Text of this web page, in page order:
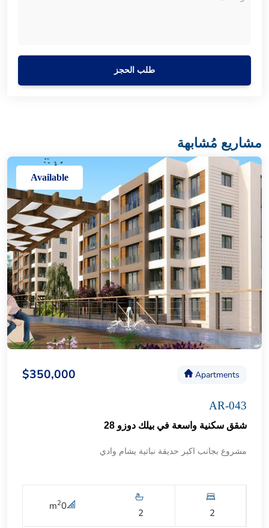
طلب الحجز
مشاريع مُشابهة
Available
Apartments
$350,000
AR-043
شقق سكنية واسعة في بيلك دوزو 28
مشروع بجانب اكبر حديقة نباتية يشام وادي
2
2
0
m2